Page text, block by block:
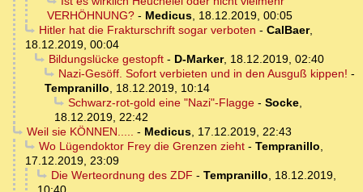
VERHÖHNUNG? - Medicus, 18.12.2019, 00:05
Hitler hat die Frakturschrift sogar verboten - CalBaer,
18.12.2019, 00:04
Bildungslücke gestopft- D-Marker, 18.12.2019, 02:40
Nazi-Gesöff. Sofort verbieten und in den Ausguß kippen! -
Tempranillo, 18.12.2019, 10:14
Schwarz-rot-gold eine "Nazi"-Flagge- Socke,
18.12.2019, 22:42
Weil sie KÖNNEN..... - Medicus, 17.12.2019, 22:43
Wo Lügendoktor Frey die Grenzen zieht- Tempranillo,
17.12.2019, 23:09
Die Werteordnung des ZDF - Tempranillo, 18.12.2019,